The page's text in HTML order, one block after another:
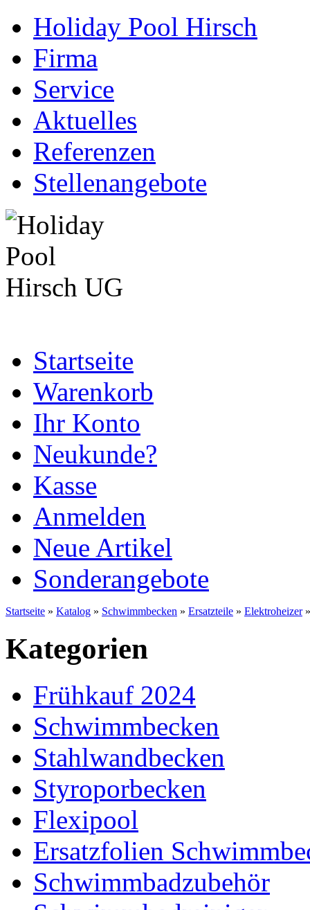
Holiday Pool Hirsch
Firma
Service
Aktuelles
Referenzen
Stellenangebote
Startseite
Warenkorb
Ihr Konto
Neukunde?
Kasse
Anmelden
Neue Artikel
Sonderangebote
Startseite » Katalog » Schwimmbecken » Ersatzteile » Elektroheizer
Kategorien
Frühkauf 2024
Schwimmbecken
Stahlwandbecken
Styroporbecken
Flexipool
Ersatzfolien
Schwimmbadzubehör